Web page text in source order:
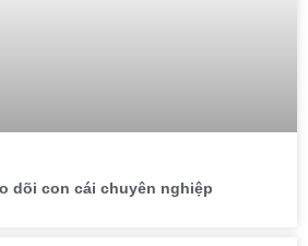
dõi con cái chuyên nghiệp